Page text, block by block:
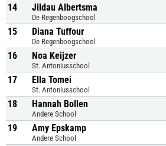
14 Jildau Albertsma
De Regenboogschool
15 Diana Tuffour
De Regenboogschool
16 Noa Keijzer
St. Antoniusschool
17 Ella Tomei
St. Antoniusschool
18 Hannah Bollen
Andere School
19 Amy Epskamp
Andere School